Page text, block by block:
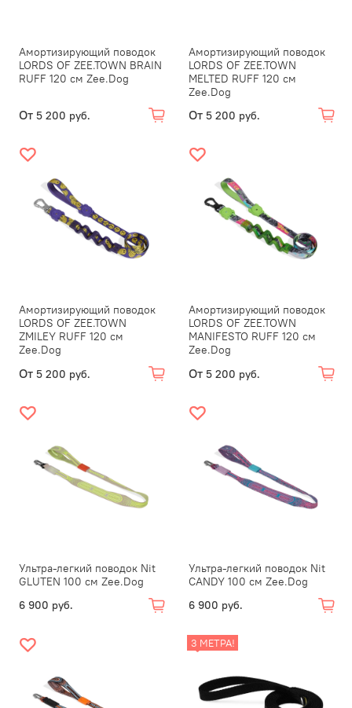
Амортизирующий поводок
LORDS OF ZEE.TOWN BRAIN
RUFF 120 см Zee.Dog
От 5 200 руб.
Амортизирующий поводок
LORDS OF ZEE.TOWN
MELTED RUFF 120 см
Zee.Dog
От 5 200 руб.
Амортизирующий поводок
LORDS OF ZEE.TOWN
ZMILEY RUFF 120 см
Zee.Dog
От 5 200 руб.
Амортизирующий поводок
LORDS OF ZEE.TOWN
MANIFESTO RUFF 120 см
Zee.Dog
От 5 200 руб.
Ультра-легкий поводок Nit
GLUTEN 100 см Zee.Dog
6 900 руб.
Ультра-легкий поводок Nit
CANDY 100 см Zee.Dog
6 900 руб.
3 МЕТРА!